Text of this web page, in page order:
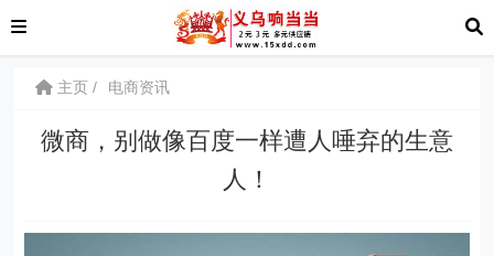
主页 电商资讯
微商，别做像百度一样遭人唾弃的生意
人！